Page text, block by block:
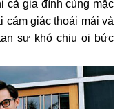
cả gia đình cùng mặc
cảm giác thoải mái và
sự khó chịu oi bức